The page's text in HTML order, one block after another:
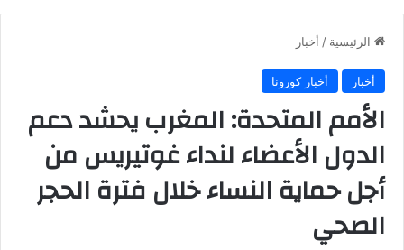
الرئيسية / أخبار
أخبار أخبار كورونا
الأمم المتحدة: المغرب يحشد دعم
الدول الأعضاء لنداء غوتيريس من
أجل حماية النساء خلال فترة الحجر
الصحي